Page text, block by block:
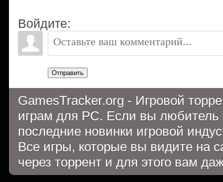
Войдите:
Отправить
GamesTracker.org - Игровой
играм для PC. Если вы
последние новинки игровой
Все игры, которые вы видите на
через торрент и для этого вам